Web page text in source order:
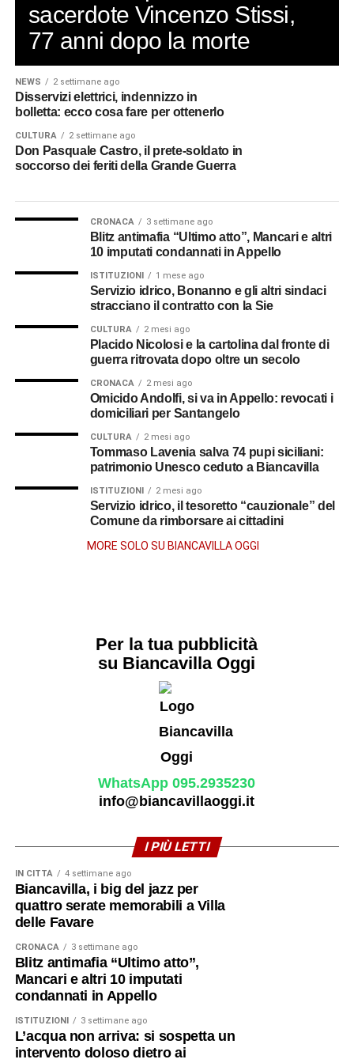
l’onorificenza di Cavaliere della Corona d’Italia. Eppure,
dopo aver ricostruito date, incarichi e riconoscimenti, resta
qualcosa che gli archivi non riescono a raccontare. Il
silenzio. È il silenzio di una generazione che tornò dalla
guerra portando dentro di sé esperienze troppo dolorose
per essere facilmente condivise. Le carte militari
registrano gli spostamenti. Le decorazioni attestano il
valore. Ma raramente queste cose lasciano intravedere
ciò che quei sacerdoti videro, ascoltarono e custodirono
Maestro elementare e parroco
in Calabria
Don Vincenzo sopravvisse al conflitto. Nel 1919 conseguì
anno, vide finalmente realizzarsi il desiderio che coltivava
da tempo: entrare nel clero secolare. Fu l’arcivescovo
Rousset, ad accoglierlo nella propria diocesi,
destinandolo come vicario alla parrocchia di Chorio di
Il 14 dicembre 1922 venne nominatoparroco della chiesa
raggiunse anche la sorella Rosa, che da Biancavilla si
trasferì accanto a lui. Per molti anni affiancò al ministero
sacerdotale l’insegnamento nelle scuole elementari,
Il ritorno a Biancavilla
Negli ultimi anni, ormai malato, lasciò la guida della
parrocchia e fece ritorno nella sua Biancavilla. Aveva
attraversato conventi, diocesi, campi di battaglia e
Biancavilla: il luogo da cui era partito e che, dopo una vita
intera, sembrò chiamarlo di nuovo a sé. Continuò a
servire la comunità con la discrezione che aveva sempre
Chiesa Madre. Assistito con affetto dai nipoti Caterina,
Anna e Carmelo Mazzaglia, si spense il 21 luglio 1949,
vivendo gli ultimi anni in dignitosa sobrietà.
© RIPRODUZIONE RISERVATA
In Calabria premio al sacerdote
Vincenzo Stissi, 77 anni dopo la
morte
sacerdote Vincenzo Stissi,
77 anni dopo la morte
NEWS 2 settimane ago
Disservizi elettrici, indennizzo in
bolletta: ecco cosa fare per ottenerlo
CULTURA 2 settimane ago
Don Pasquale Castro, il prete-soldato in
soccorso dei feriti della Grande Guerra
CRONACA 3 settimane ago
Blitz antimafia “Ultimo atto”, Mancari e altri
10 imputati condannati in Appello
ISTITUZIONI 1 mese ago
Servizio idrico, Bonanno e gli altri sindaci
stracciano il contratto con la Sie
CULTURA 2 mesi ago
Placido Nicolosi e la cartolina dal fronte di
guerra ritrovata dopo oltre un secolo
CRONACA 2 mesi ago
Omicido Andolfi, si va in Appello: revocati i
domiciliari per Santangelo
CULTURA 2 mesi ago
Tommaso Lavenia salva 74 pupi siciliani:
patrimonio Unesco ceduto a Biancavilla
ISTITUZIONI 2 mesi ago
Servizio idrico, il tesoretto “cauzionale” del
Comune da rimborsare ai cittadini
MORE SOLO SU BIANCAVILLA OGGI
Per la tua pubblicità
su Biancavilla Oggi
WhatsApp 095.2935230
info@biancavillaoggi.it
I PIÙ LETTI
IN CITTÀ 4 settimane ago
Biancavilla, i big del jazz per
quattro serate memorabili a Villa
delle Favare
CRONACA 3 settimane ago
Blitz antimafia “Ultimo atto”,
Mancari e altri 10 imputati
condannati in Appello
ISTITUZIONI 3 settimane ago
L’acqua non arriva: si sospetta un
intervento doloso dietro ai